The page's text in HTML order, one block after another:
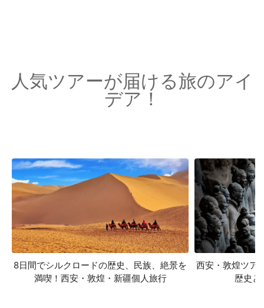
人気ツアーが届ける旅のアイ
デア！
8日間でシルクロードの歴史、民族、絶景を
満喫！西安・敦煌・新疆個人旅行
西安・敦煌ツア
歴史と